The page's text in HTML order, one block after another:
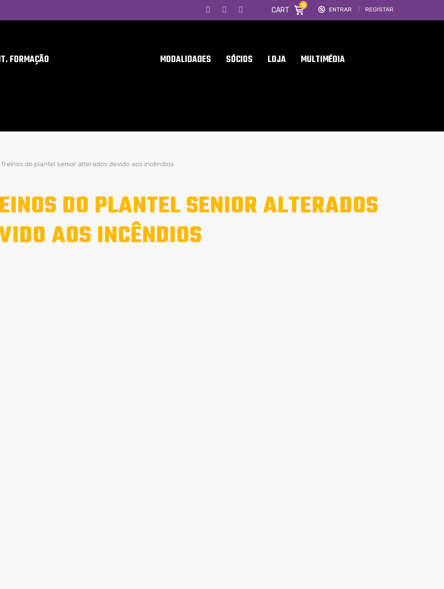
ENTRAR REGISTAR
CART
0
FORMAÇÃO MODALIDADES SÓCIOS LOJA MULTIMÉDIA
Treinos do plantel senior alterados devido aos incêndios
DO PLANTEL SENIOR ALTERADOS
AOS INCÊNDIOS